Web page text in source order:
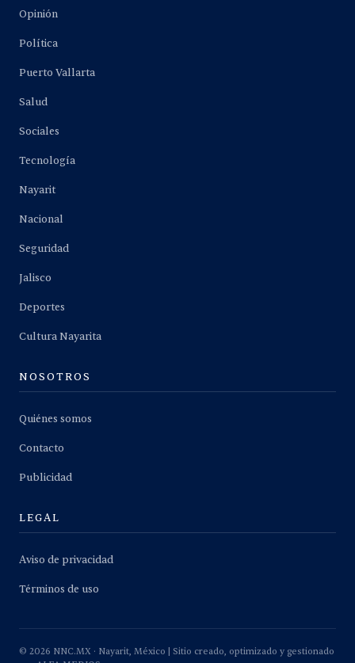
Opinión
Política
Puerto Vallarta
Salud
Sociales
Tecnología
Nayarit
Nacional
Seguridad
Jalisco
Deportes
Cultura Nayarita
NOSOTROS
Quiénes somos
Contacto
Publicidad
LEGAL
Aviso de privacidad
Términos de uso
© 2026 NNC.MX · Nayarit, México | Sitio creado, optimizado y gestionado